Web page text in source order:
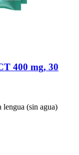
400 mg, 30
lengua (sin agua)